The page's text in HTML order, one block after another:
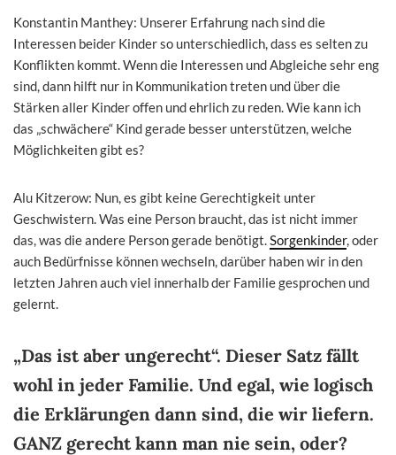
Konstantin Manthey: Unserer Erfahrung nach sind die
Interessen beider Kinder so unterschiedlich, dass es selten zu
Konflikten kommt. Wenn die Interessen und Abgleiche sehr eng
sind, dann hilft nur in Kommunikation treten und über die
Stärken aller Kinder offen und ehrlich zu reden. Wie kann ich
das „schwächere“ Kind gerade besser unterstützen, welche
Möglichkeiten gibt es?
Alu Kitzerow: Nun, es gibt keine Gerechtigkeit unter
Geschwistern. Was eine Person braucht, das ist nicht immer
das, was die andere Person gerade benötigt.Sorgenkinder, oder
auch Bedürfnisse können wechseln, darüber haben wir in den
letzten Jahren auch viel innerhalb der Familie gesprochen und
gelernt.
„Das ist aber ungerecht“. Dieser Satz fällt
wohl in jeder Familie. Und egal, wie logisch
die Erklärungen dann sind, die wir liefern.
GANZ gerecht kann man nie sein, oder?